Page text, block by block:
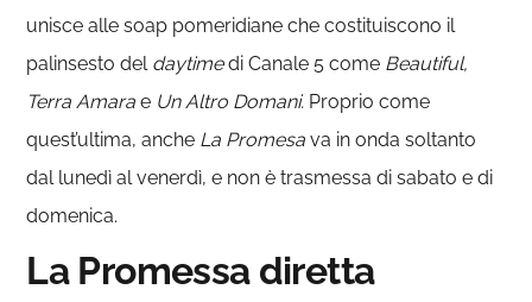
unisce alle soap pomeridiane che costituiscono il
palinsesto del daytimedi Canale 5 come Beautiful,
Terra Amara e Un Altro Domani. Proprio come
quest’ultima, anche La Promesa va in onda soltanto
dal lunedì al venerdì, e non è trasmessa di sabato e di
domenica.
La Promessa diretta